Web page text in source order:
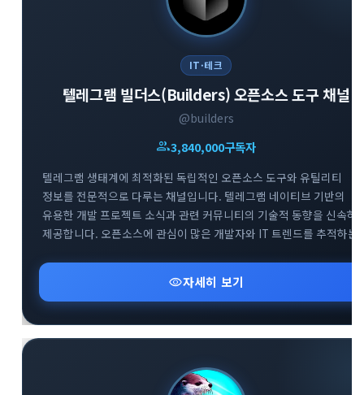
IT·테크
텔레그램 빌더스(Builders) 오픈소스 도구 채널
@builders
group3,840,000구독자
텔레그램 생태계에 최적화된 독립적인 오픈소스 도구와 유틸리티
정보를 전문적으로 다루는 채널입니다. 텔레그램 네이티브 기반의
유용한 개발 프로젝트 소식과 관련 커뮤니티의 기술적 동향을 신속하
제공합니다. 오픈소스에 관심이 많은 개발자와 IT 트렌드를 추적하는
있게 전달하고 있습니다.
visibility자세히 보기
Home 다운로드 가이드
활용팁 스티커 보안
Home 바로가기 arrow_forward